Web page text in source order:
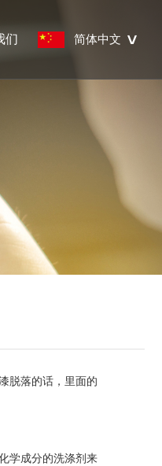
们 简体中文
脱落的话，里面的
学成分的洗涤剂来